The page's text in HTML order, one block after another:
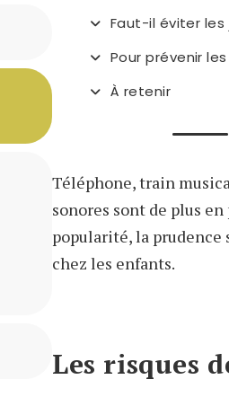
Faut-il éviter les
Pour prévenir
À retenir
Téléphone, train
sonores sont de plus
popularité, la prudence
chez les enfants.
Les risques